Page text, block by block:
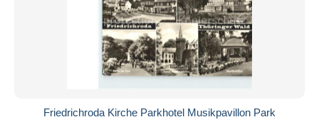
Friedrichroda Kirche Parkhotel Musikpavillon Park